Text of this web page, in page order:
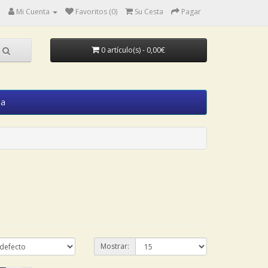
Mi Cuenta Favoritos (0) Su Cesta Pagar
0 artículo(s) - 0,00€
Mostrar: